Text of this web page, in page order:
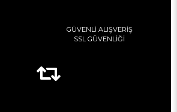
GÜVENLİ ALIŞVERİŞ
SSL GÜVENLİĞİ